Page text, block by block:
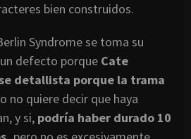
bien construidos.
Syndrome se toma su
defecto porque Cate
detallista porque la trama
no quiere decir que haya
y si, podría haber durado 10